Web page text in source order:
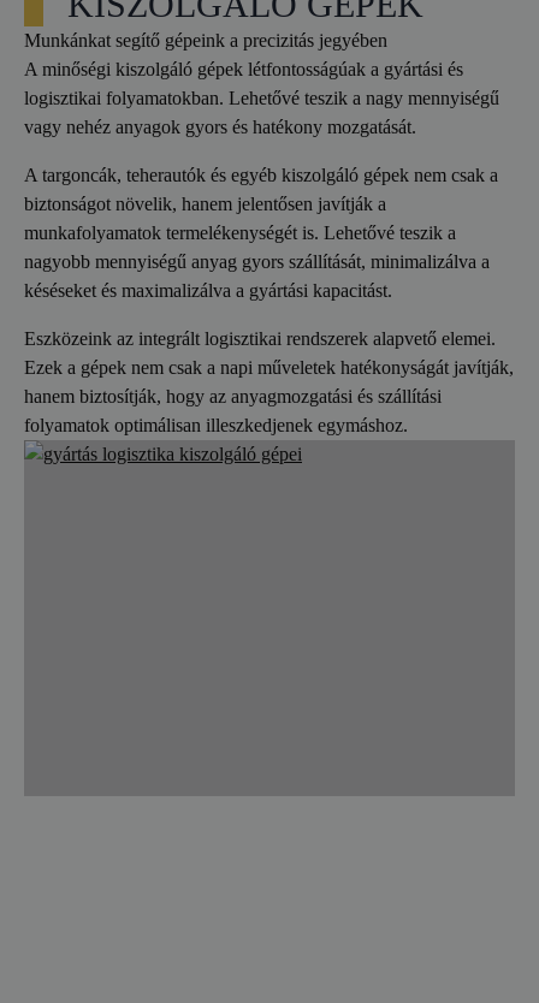
Munkánkat segítő gépeink a precizitás jegyében
A minőségi kiszolgáló gépek létfontosságúak a gyártási és
logisztikai folyamatokban. Lehetővé teszik a nagy mennyiségű
vagy nehéz anyagok gyors és hatékony mozgatását.
A targoncák, teherautók és egyéb kiszolgáló gépek nem csak a
biztonságot növelik, hanem jelentősen javítják a
munkafolyamatok termelékenységét is. Lehetővé teszik a
nagyobb mennyiségű anyag gyors szállítását, minimalizálva a
késéseket és maximalizálva a gyártási kapacitást.
Eszközeink az integrált logisztikai rendszerek alapvető elemei.
Ezek a gépek nem csak a napi műveletek hatékonyságát javítják,
hanem biztosítják, hogy az anyagmozgatási és szállítási
folyamatok optimálisan illeszkedjenek egymáshoz.